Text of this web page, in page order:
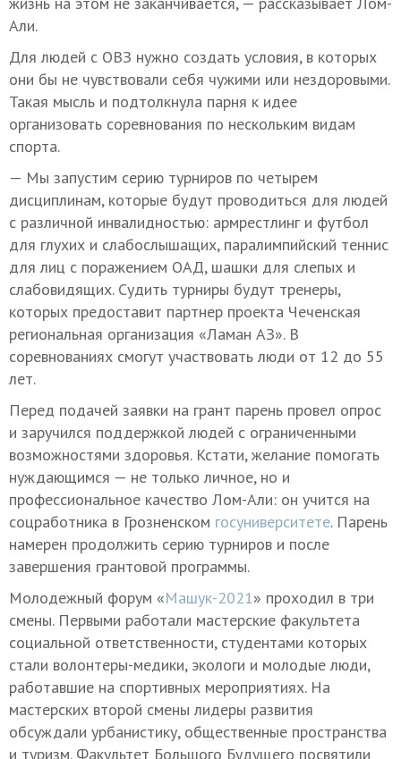
Али.
Для людей с ОВЗ нужно создать условия, в которых
они бы не чувствовали себя чужими или нездоровыми.
Такая мысль и подтолкнула парня к идее
организовать соревнования по нескольким видам
спорта.
— Мы запустим серию турниров по четырем
дисциплинам, которые будут проводиться для людей
с различной инвалидностью: армрестлинг и футбол
для глухих и слабослышащих, паралимпийский теннис
для лиц с поражением ОАД, шашки для слепых и
слабовидящих. Судить турниры будут тренеры,
которых предоставит партнер проекта Чеченская
региональная организация «Ламан АЗ». В
соревнованиях смогут участвовать люди от 12 до 55
лет.
Перед подачей заявки на грант парень провел опрос
и заручился поддержкой людей с ограниченными
возможностями здоровья. Кстати, желание помогать
нуждающимся — не только личное, но и
профессиональное качество Лом-Али: он учится на
соцработника в Грозненском госуниверситете. Парень
намерен продолжить серию турниров и после
завершения грантовой программы.
Молодежный форум «Машук-2021» проходил в три
смены. Первыми работали мастерские факультета
социальной ответственности, студентами которых
стали волонтеры-медики, экологи и молодые люди,
работавшие на спортивных мероприятиях. На
мастерских второй смены лидеры развития
обсуждали урбанистику, общественные пространства
и туризм. Факультет Большого Будущего посвятили